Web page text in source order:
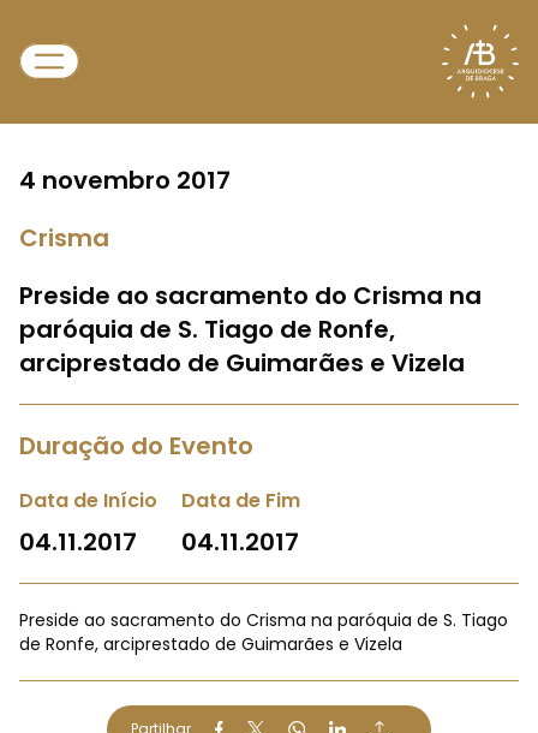
4 novembro 2017
Crisma
Preside ao sacramento do Crisma na
paróquia de S. Tiago de Ronfe,
arciprestado de Guimarães e Vizela
Duração do Evento
Data de Início
04.11.2017
Data de Fim
04.11.2017
Preside ao sacramento do Crisma na paróquia de S. Tiago
de Ronfe, arciprestado de Guimarães e Vizela
Partilhar